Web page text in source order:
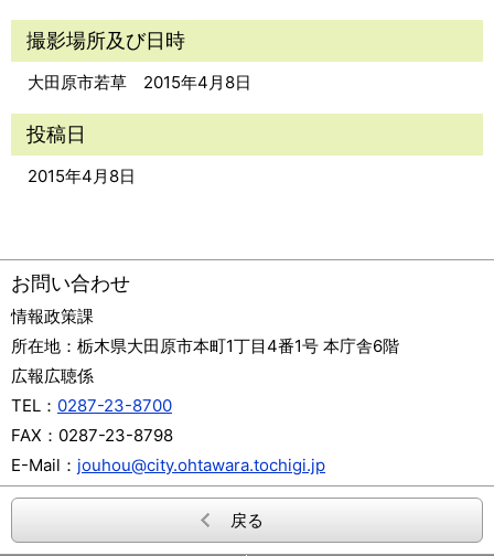
撮影場所及び日時
大田原市若草 2015年4月8日
投稿日
2015年4月8日
お問い合わせ
情報政策課
所在地： 栃木県大田原市本町1丁目4番1号 本庁舎6階
広報広聴係
TEL： 0287-23-8700
FAX： 0287-23-8798
E-Mail： jouhou@city.ohtawara.tochigi.jp
戻る